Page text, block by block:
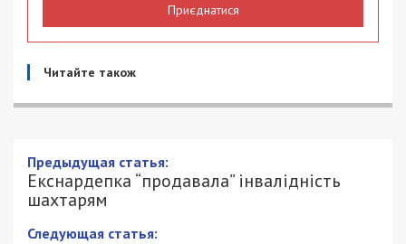
Приєднатися
Читайте також
Предыдущая статья:
Екснардепка “продавала” інвалідність
шахтарям
Следующая статья: